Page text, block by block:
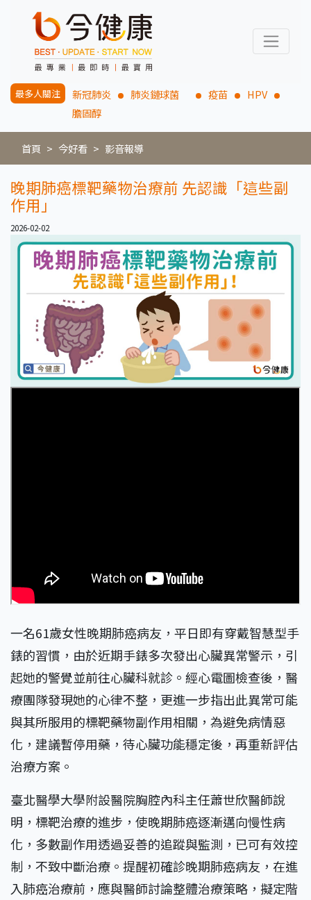
最多人關注 新冠肺炎 肺炎鏈球菌 疫苗
HPV
膽固醇
首頁 今好看 影音報導
晚期肺癌標靶藥物治療前 先認識「這些副
作用」
2026-02-02
一名61歲女性晚期肺癌病友，平日即有穿戴智慧型手
錶的習慣，由於近期手錶多次發出心臟異常警示，引
起她的警覺並前往心臟科就診。經心電圖檢查後，醫
療團隊發現她的心律不整，更進一步指出此異常可能
與其所服用的標靶藥物副作用相關，為避免病情惡
化，建議暫停用藥，待心臟功能穩定後，再重新評估
治療方案。
臺北醫學大學附設醫院胸腔內科主任蕭世欣醫師說
明，標靶治療的進步，使晚期肺癌逐漸邁向慢性病
化，多數副作用透過妥善的追蹤與監測，已可有效控
制，不致中斷治療。提醒初確診晚期肺癌病友，在進
入肺癌治療前，應與醫師討論整體治療策略，擬定階